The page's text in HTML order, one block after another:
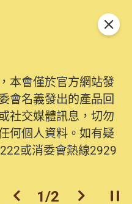
本會僅於官方網站發
會名義發出的產品回
社交媒體訊息，切勿
何個人資料。如有疑
或消委會熱線2929
上一個
1/2 下一個
關閉